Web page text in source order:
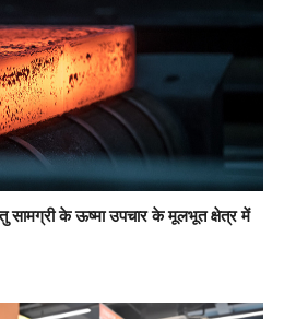
सामग्री के ऊष्मा उपचार के मूलभूत क्षेत्र में